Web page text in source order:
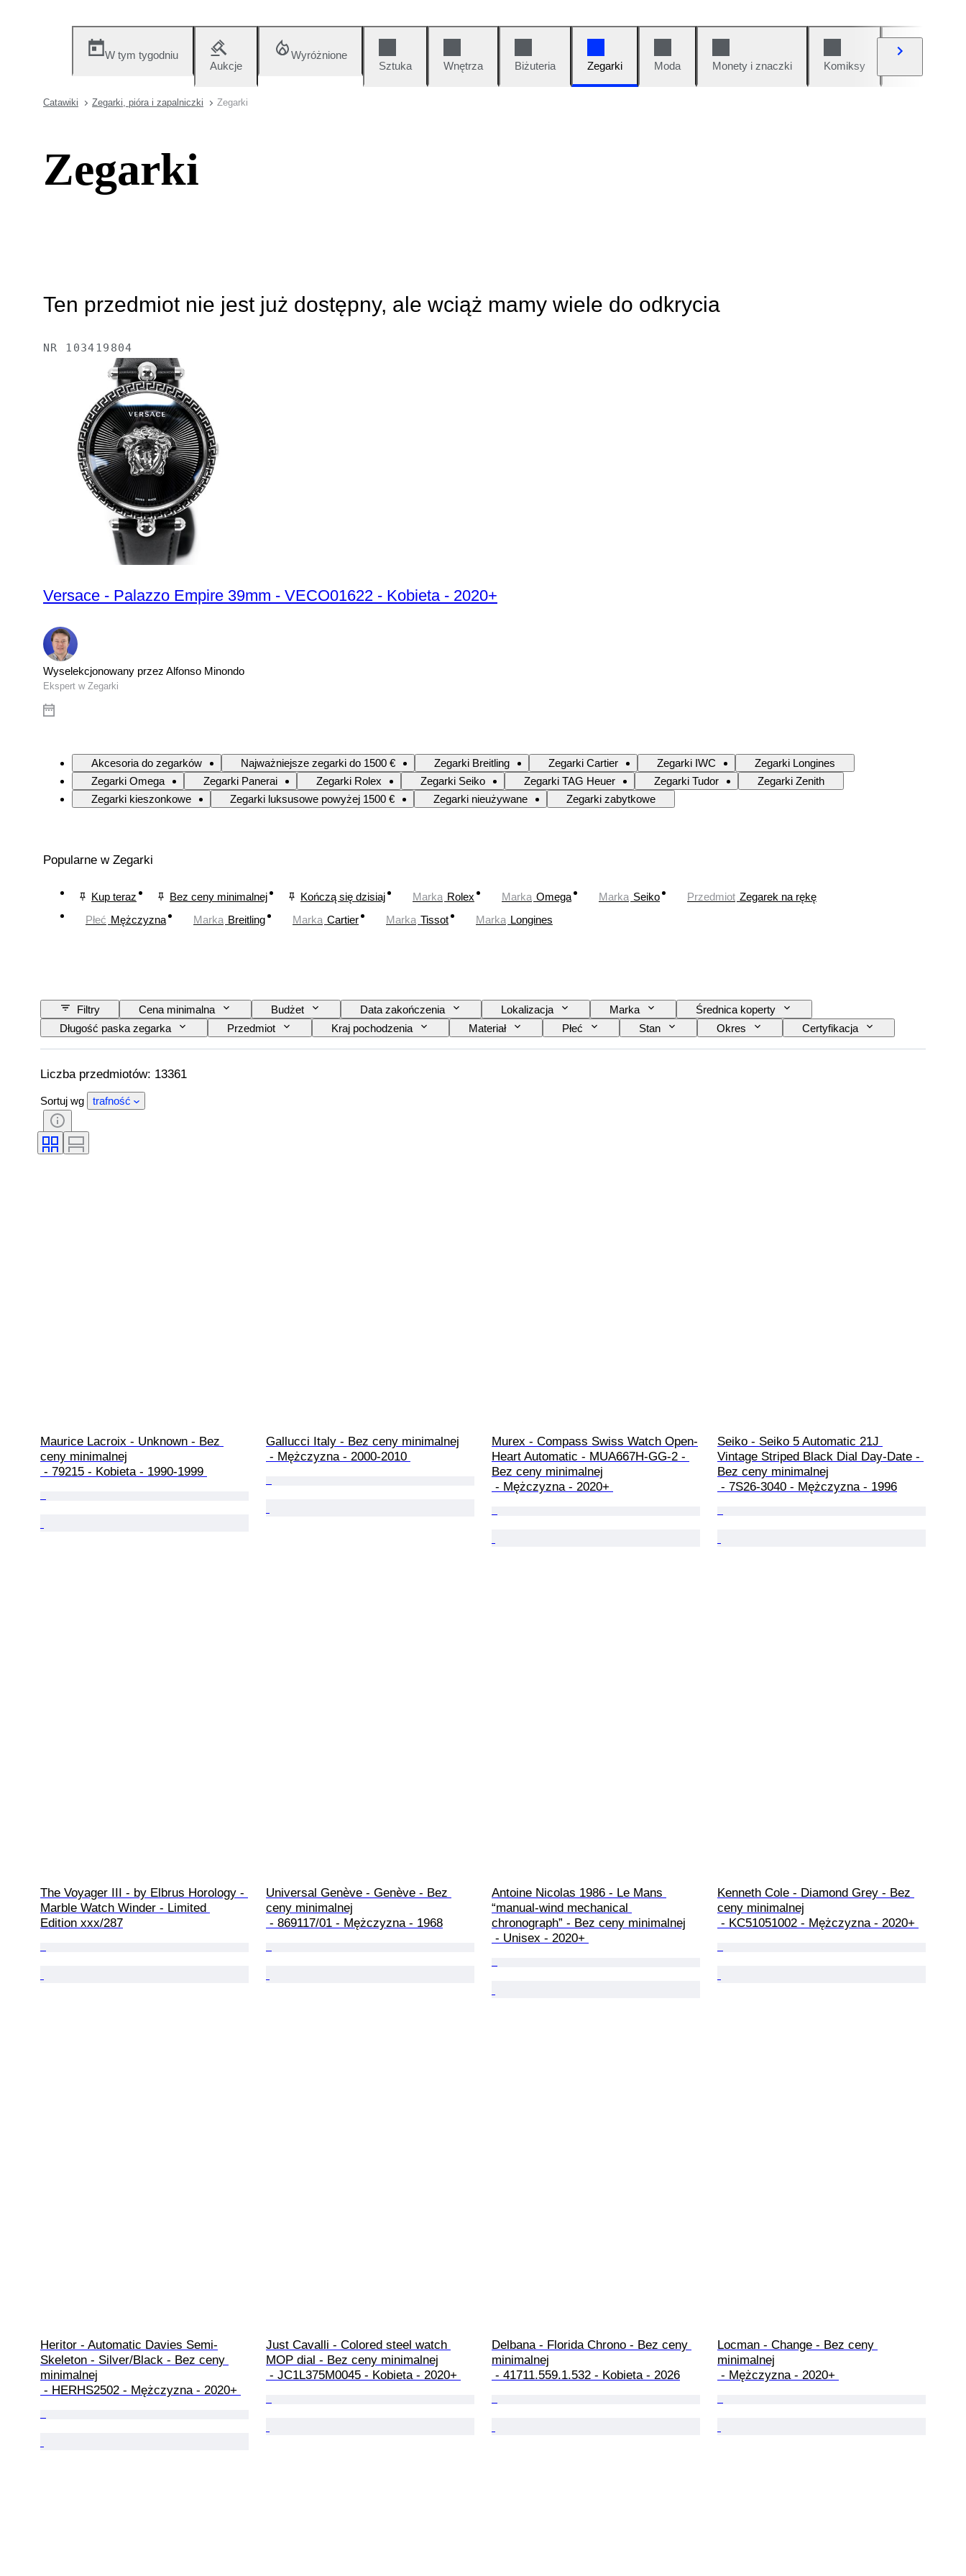
W tym tygodniu
Aukcje
Wyróżnione
Sztuka
Wnętrza Biżuteria Zegarki Moda Monety i znaczki Komiksy
Catawiki Zegarki, pióra i zapalniczki Zegarki
Zegarki
Ten przedmiot nie jest już dostępny, ale wciąż mamy wiele do odkrycia
NR 103419804
Versace - Palazzo Empire 39mm - VECO01622 - Kobieta - 2020+
Wyselekcjonowany przez Alfonso Minondo
Ekspert w Zegarki
Akcesoria do zegarków Najważniejsze zegarki do 1500 € Zegarki Breitling Zegarki Cartier Zegarki IWC
Zegarki Longines
Zegarki Omega
Zegarki Panerai Zegarki Rolex Zegarki Seiko Zegarki TAG Heuer Zegarki Tudor
Zegarki Zenith
Zegarki kieszonkowe
Zegarki luksusowe powyżej 1500 € Zegarki nieużywane Zegarki zabytkowe
Popularne w Zegarki
Kup teraz Bez ceny minimalnej Kończą się dzisiaj Marka Rolex Marka Omega Marka Seiko Przedmiot Zegarek na rękę
Płeć Mężczyzna Marka Breitling Marka Cartier Marka Tissot Marka Longines
Filtry Cena minimalna Budżet Data zakończenia Lokalizacja Marka
Średnica koperty
Długość paska zegarka
Przedmiot Kraj pochodzenia Materiał Płeć Stan Okres
Certyfikacja
Tematyka
Wydanie Język Kolor Mechanizm zegarka Materiał paska do zegarka
Era
Liczba przedmiotów: 13361
Sortuj wg trafność
Maurice Lacroix - Unknown - Bez
ceny minimalnej
- 79215 - Kobieta - 1990-1999
Gallucci Italy - Bez ceny minimalnej
- Mężczyzna - 2000-2010
Murex - Compass Swiss Watch Open-
Heart Automatic - MUA667H-GG-2 -
Bez ceny minimalnej
- Mężczyzna - 2020+
Seiko - Seiko 5 Automatic 21J
Vintage Striped Black Dial Day-Date -
Bez ceny minimalnej
- 7S26-3040 - Mężczyzna - 1996
The Voyager III - by Elbrus Horology -
Marble Watch Winder - Limited
Edition xxx/287
Universal Genève - Genève - Bez
ceny minimalnej
- 869117/01 - Mężczyzna - 1968
Antoine Nicolas 1986 - Le Mans
“manual-wind mechanical
chronograph” - Bez ceny minimalnej
- Unisex - 2020+
Kenneth Cole - Diamond Grey - Bez
ceny minimalnej
- KC51051002 - Mężczyzna - 2020+
Heritor - Automatic Davies Semi-
Skeleton - Silver/Black - Bez ceny
minimalnej
- HERHS2502 - Mężczyzna - 2020+
Just Cavalli - Colored steel watch
MOP dial - Bez ceny minimalnej
- JC1L375M0045 - Kobieta - 2020+
Delbana - Florida Chrono - Bez ceny
minimalnej
- 41711.559.1.532 - Kobieta - 2026
Locman - Change - Bez ceny
minimalnej
- Mężczyzna - 2020+